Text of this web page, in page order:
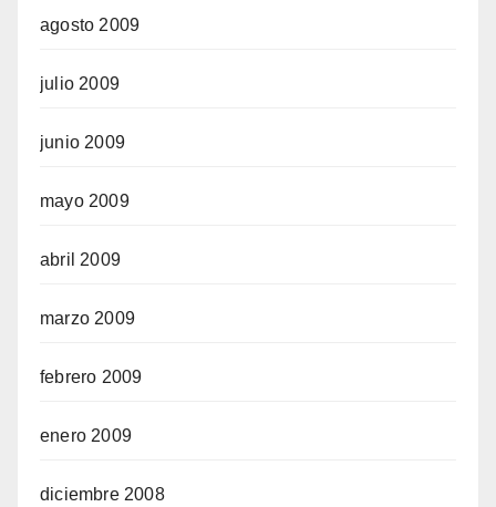
agosto 2009
julio 2009
junio 2009
mayo 2009
abril 2009
marzo 2009
febrero 2009
enero 2009
diciembre 2008